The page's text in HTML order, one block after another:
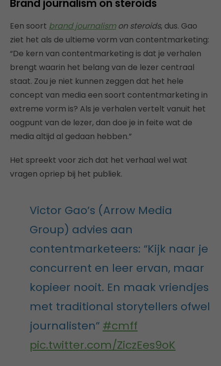
Brand journalism on steroids
Een soort brand journalismon steroids, dus. Gao
ziet het als de ultieme vorm van contentmarketing:
“De kern van contentmarketing is dat je verhalen
brengt waarin het belang van de lezer centraal
staat. Zou je niet kunnen zeggen dat het hele
concept van media een soort contentmarketing in
extreme vorm is? Als je verhalen vertelt vanuit het
oogpunt van de lezer, dan doe je in feite wat de
media altijd al gedaan hebben.”
Het spreekt voor zich dat het verhaal wel wat
vragen opriep bij het publiek.
Victor Gao’s (Arrow Media
Group) advies aan
contentmarketeers: “Kijk naar je
concurrent en leer ervan, maar
kopieer nooit. En maak vriendjes
met traditional storytellers ofwel
journalisten” #cmff
pic.twitter.com/ZiczEes9oK